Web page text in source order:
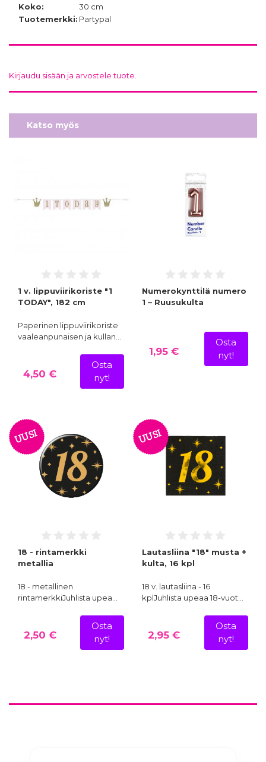
Koko:
30 cm
Tuotemerkki: Partypal
Kirjaudu sisään ja arvostele tuote.
Katso myös
1 v. lippuviirikoriste "1
TODAY", 182 cm
Paperinen lippuviirikoriste
vaaleanpunaisen ja kullan…
4,50 €
Osta
nyt!
Numerokynttilä numero
1 – Ruusukulta
1,95 €
Osta
nyt!
UUSI
18 - rintamerkki
metallia
18 - metallinen
rintamerkkiJuhlista upea…
2,50 €
Osta
nyt!
UUSI
Lautasliina "18" musta +
kulta, 16 kpl
18 v. lautasliina - 16
kplJuhlista upeaa 18-vuot…
2,95 €
Osta
nyt!